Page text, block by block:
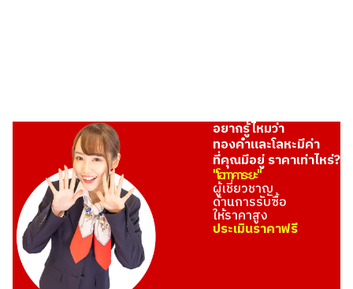
อยากรู้ไหมว่า
ทองคำและโลหะมีค่า
ที่คุณมีอยู่ ราคาเท่าไหร่?
"โอทาคาระยะ"
ผู้เชี่ยวชาญ
ด้านการรับซื้อ
ให้ราคาสูง
ประเมินราคาฟรี